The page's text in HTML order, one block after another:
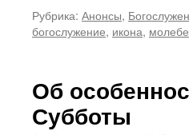
Рубрика: Анонсы,
богослужение, икона,
Об
Субботы